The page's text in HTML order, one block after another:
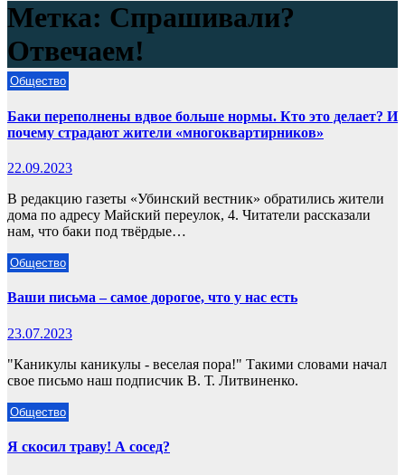
Метка: Спрашивали?
Отвечаем!
Общество
Баки переполнены вдвое больше нормы. Кто это делает? И
почему страдают жители «многоквартирников»
22.09.2023
В редакцию газеты «Убинский вестник» обратились жители
дома по адресу Майский переулок, 4. Читатели рассказали
нам, что баки под твёрдые…
Общество
Ваши письма – самое дорогое, что у нас есть
23.07.2023
"Каникулы каникулы - веселая пора!" Такими словами начал
свое письмо наш подписчик В. Т. Литвиненко.
Общество
Я скосил траву! А сосед?